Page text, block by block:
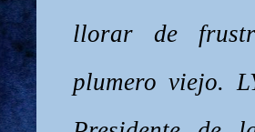
llorar de
plumero viejo.